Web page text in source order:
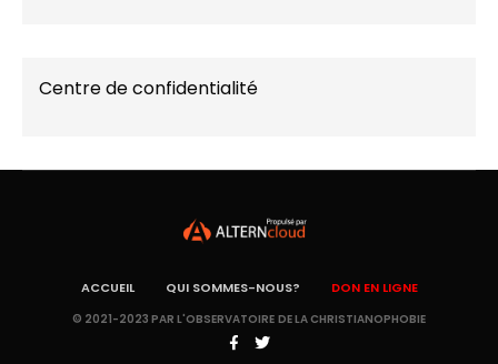
Centre de confidentialité
ACCUEIL QUI SOMMES-NOUS? DON EN LIGNE
© 2021-2023 PAR L'OBSERVATOIRE DE LA CHRISTIANOPHOBIE